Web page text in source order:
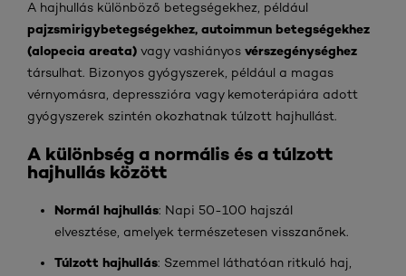
A hajhullás különböző betegségekhez, például
pajzsmirigybetegségekhez, autoimmun betegségekhez
(alopecia areata) vagy vashiányos vérszegénységhez
társulhat. Bizonyos gyógyszerek, például a magas
vérnyomásra, depresszióra vagy kemoterápiára adott
gyógyszerek szintén okozhatnak túlzott hajhullást.
A különbség a normális és a túlzott
hajhullás között
Normál hajhullás: Napi 50-100 hajszál
elvesztése, amelyek természetesen visszanőnek.
Túlzott hajhullás: Szemmel láthatóan ritkuló haj,